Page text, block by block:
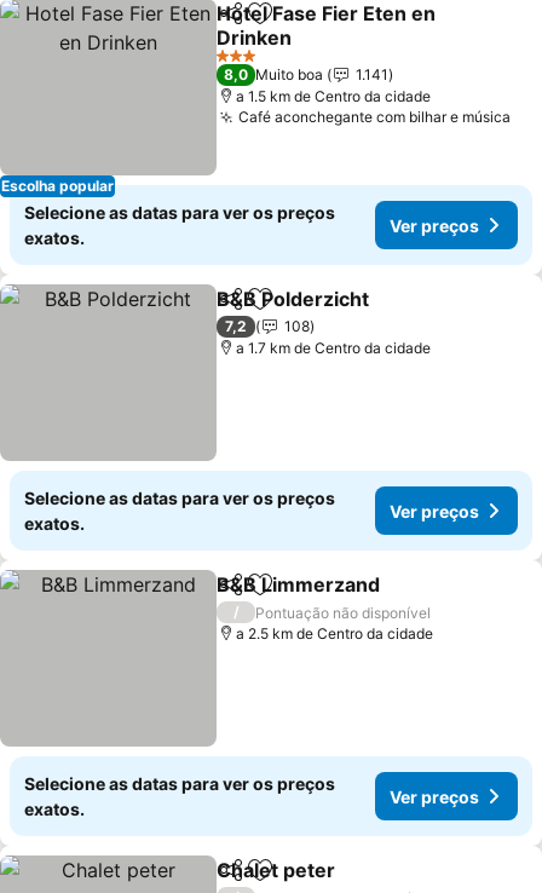
Escolha popular
PartilharAdicionar aos favoritos
Hotel Fase Fier Eten en
Drinken
Ver preços
3 Estrelas
8,0 Muito boa
1.141
a 1.5 km de Centro da cidade
Café aconchegante com bilhar e música
Selecione as datas para ver os preços
exatos.
Ver preços
PartilharAdicionar aos favoritos
B&B Polderzicht
7,2
108
a 1.7 km de Centro da cidade
Selecione as datas para ver os preços
exatos.
Ver preços
PartilharAdicionar aos favoritos
B&B Limmerzand
/
Pontuação não disponível
a 2.5 km de Centro da cidade
Selecione as datas para ver os preços
exatos.
Ver preços
PartilharAdicionar aos favoritos
Chalet peter